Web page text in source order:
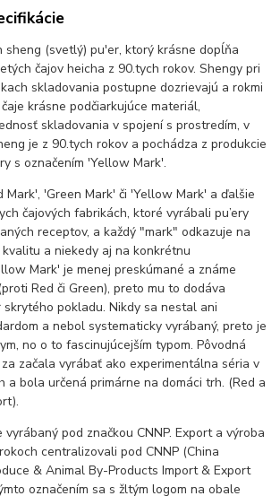
sheng (svetlý) pu'er, ktorý krásne dopĺňa
čajov heicha z 90.tych rokov. Shengy pri
skladovania postupne dozrievajú a rokmi
krásne podčiarkujúce materiál,
skladovania v spojení s prostredím, v
je z 90.tych rokov a pochádza z produkcie
s označením 'Yellow Mark'.
Mark', 'Green Mark' či 'Yellow Mark' a ďalšie
čajových fabrikách, ktoré vyrábali pu’ery
receptov, a každý "mark" odkazuje na
a niekedy aj na konkrétnu
Mark' je menej preskúmané a známe
Red či Green), preto mu to dodáva
pokladu. Nikdy sa nestal ani
a nebol systematicky vyrábaný, preto je
no o to fascinujúcejším typom. Pôvodná
začala vyrábať ako experimentálna séria v
a bola určená primárne na domáci trh. (Red a
pod značkou CNNP. Export a výroba
centralizovali pod CNNP (China
& Animal By-Products Import & Export
označením sa s žltým logom na obale